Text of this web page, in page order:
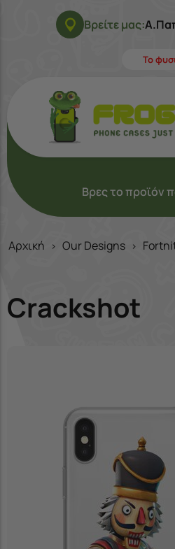
Βρείτε μας:
Το
Βρες το προϊόν
Αρχική > Our Designs >
Crackshot